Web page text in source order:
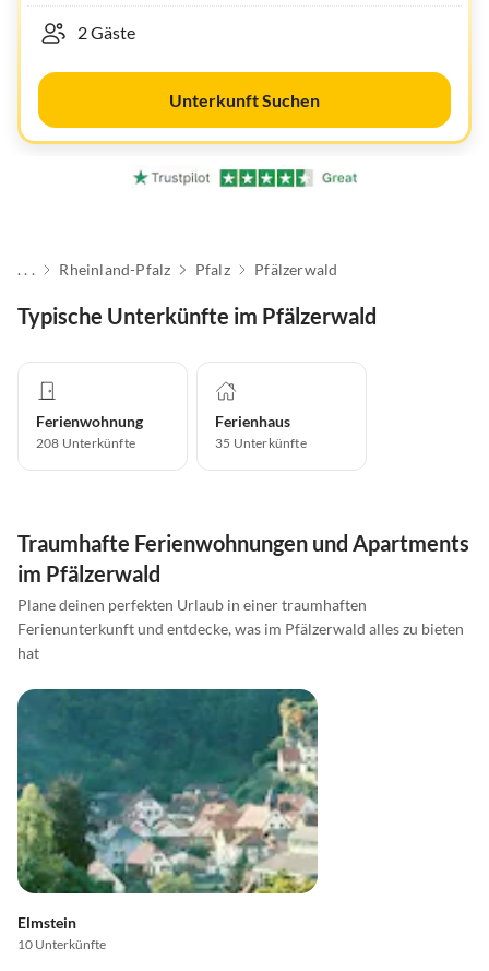
Unterkunft Suchen
. . . Rheinland-Pfalz Pfalz Pfälzerwald
Typische Unterkünfte im Pfälzerwald
Ferienwohnung
208 Unterkünfte
Ferienhaus
35 Unterkünfte
Traumhafte Ferienwohnungen und Apartments
im Pfälzerwald
Plane deinen perfekten Urlaub in einer traumhaften
Ferienunterkunft und entdecke, was im Pfälzerwald alles zu bieten
hat
Elmstein
10 Unterkünfte